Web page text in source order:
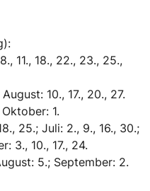
11., 18., 22., 23., 25.,
10., 17., 20., 27.
1.
25.; Juli: 2., 9., 16., 30.;
3., 10., 17., 24.
5.; September: 2.